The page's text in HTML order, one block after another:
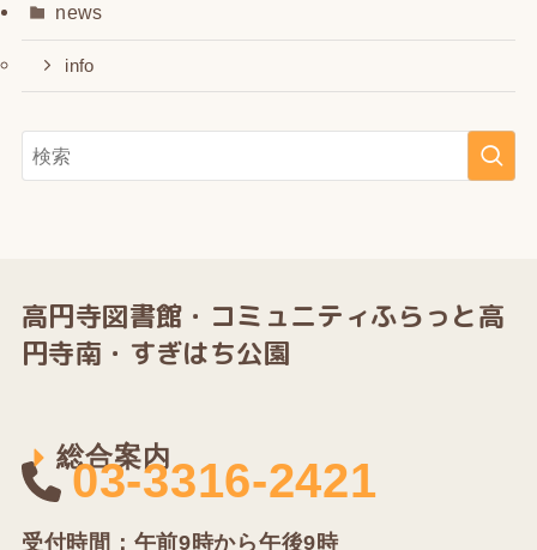
news
info
高円寺図書館・ コミュニティふらっと高
円寺南・すぎはち公園
総合案内
03-3316-2421
受付時間：午前9時から午後9時